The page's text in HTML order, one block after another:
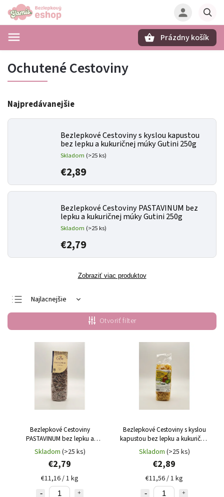
Prázdny košík
Ochutené Cestoviny
Najpredávanejšie
Bezlepkové Cestoviny s kyslou kapustou
bez lepku a kukuričnej múky Gutini 250g
Skladom (>25 ks)
€2,89
Bezlepkové Cestoviny PASTAVINUM bez
lepku a kukuričnej múky Gutini 250g
Skladom (>25 ks)
€2,79
Zobraziť viac produktov
Najlacnejšie
Najdrahšie
Najpredávanejšie
Otvoriť filter
Bezlepkové Cestoviny
PASTAVINUM bez lepku a
kukuričnej múky Gutini 250g
Skladom (>25 ks)
€2,79
€11,16 / 1 kg
Bezlepkové Cestoviny s kyslou
kapustou bez lepku a kukuričnej
múky Gutini 250g
Skladom (>25 ks)
€2,89
€11,56 / 1 kg